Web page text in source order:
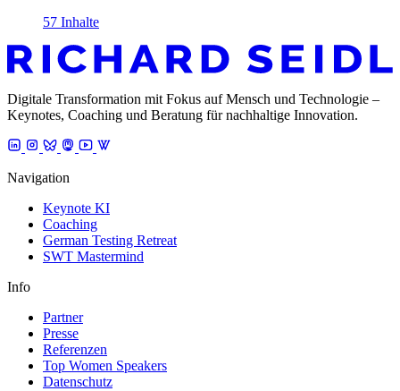
57 Inhalte
Digitale Transformation mit Fokus auf Mensch und Technologie –
Keynotes, Coaching und Beratung für nachhaltige Innovation.
Navigation
Keynote KI
Coaching
German Testing Retreat
SWT Mastermind
Info
Partner
Presse
Referenzen
Top Women Speakers
Datenschutz